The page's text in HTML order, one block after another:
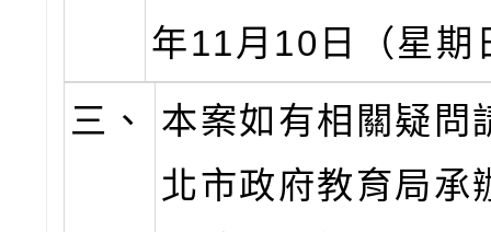
年11月10日（星期
三、
本案如有相關疑問
北市政府教育局承